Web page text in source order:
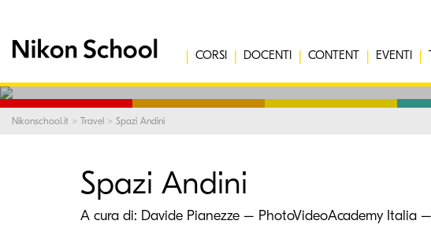
CORSI DOCENTI CONTENT EVENTI
Nikonschool.it > Travel > Spazi Andini
Spazi Andini
A cura di: Davide Pianezze – PhotoVideoAcademy Italia